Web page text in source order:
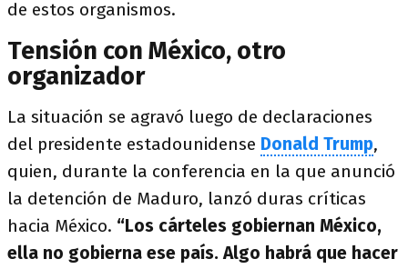
de estos organismos.
Tensión con México, otro
organizador
La situación se agravó luego de declaraciones
del presidente estadounidense Donald Trump,
quien, durante la conferencia en la que anunció
la detención de Maduro, lanzó duras críticas
hacia México. “Los cárteles gobiernan México,
ella no gobierna ese país. Algo habrá que hacer